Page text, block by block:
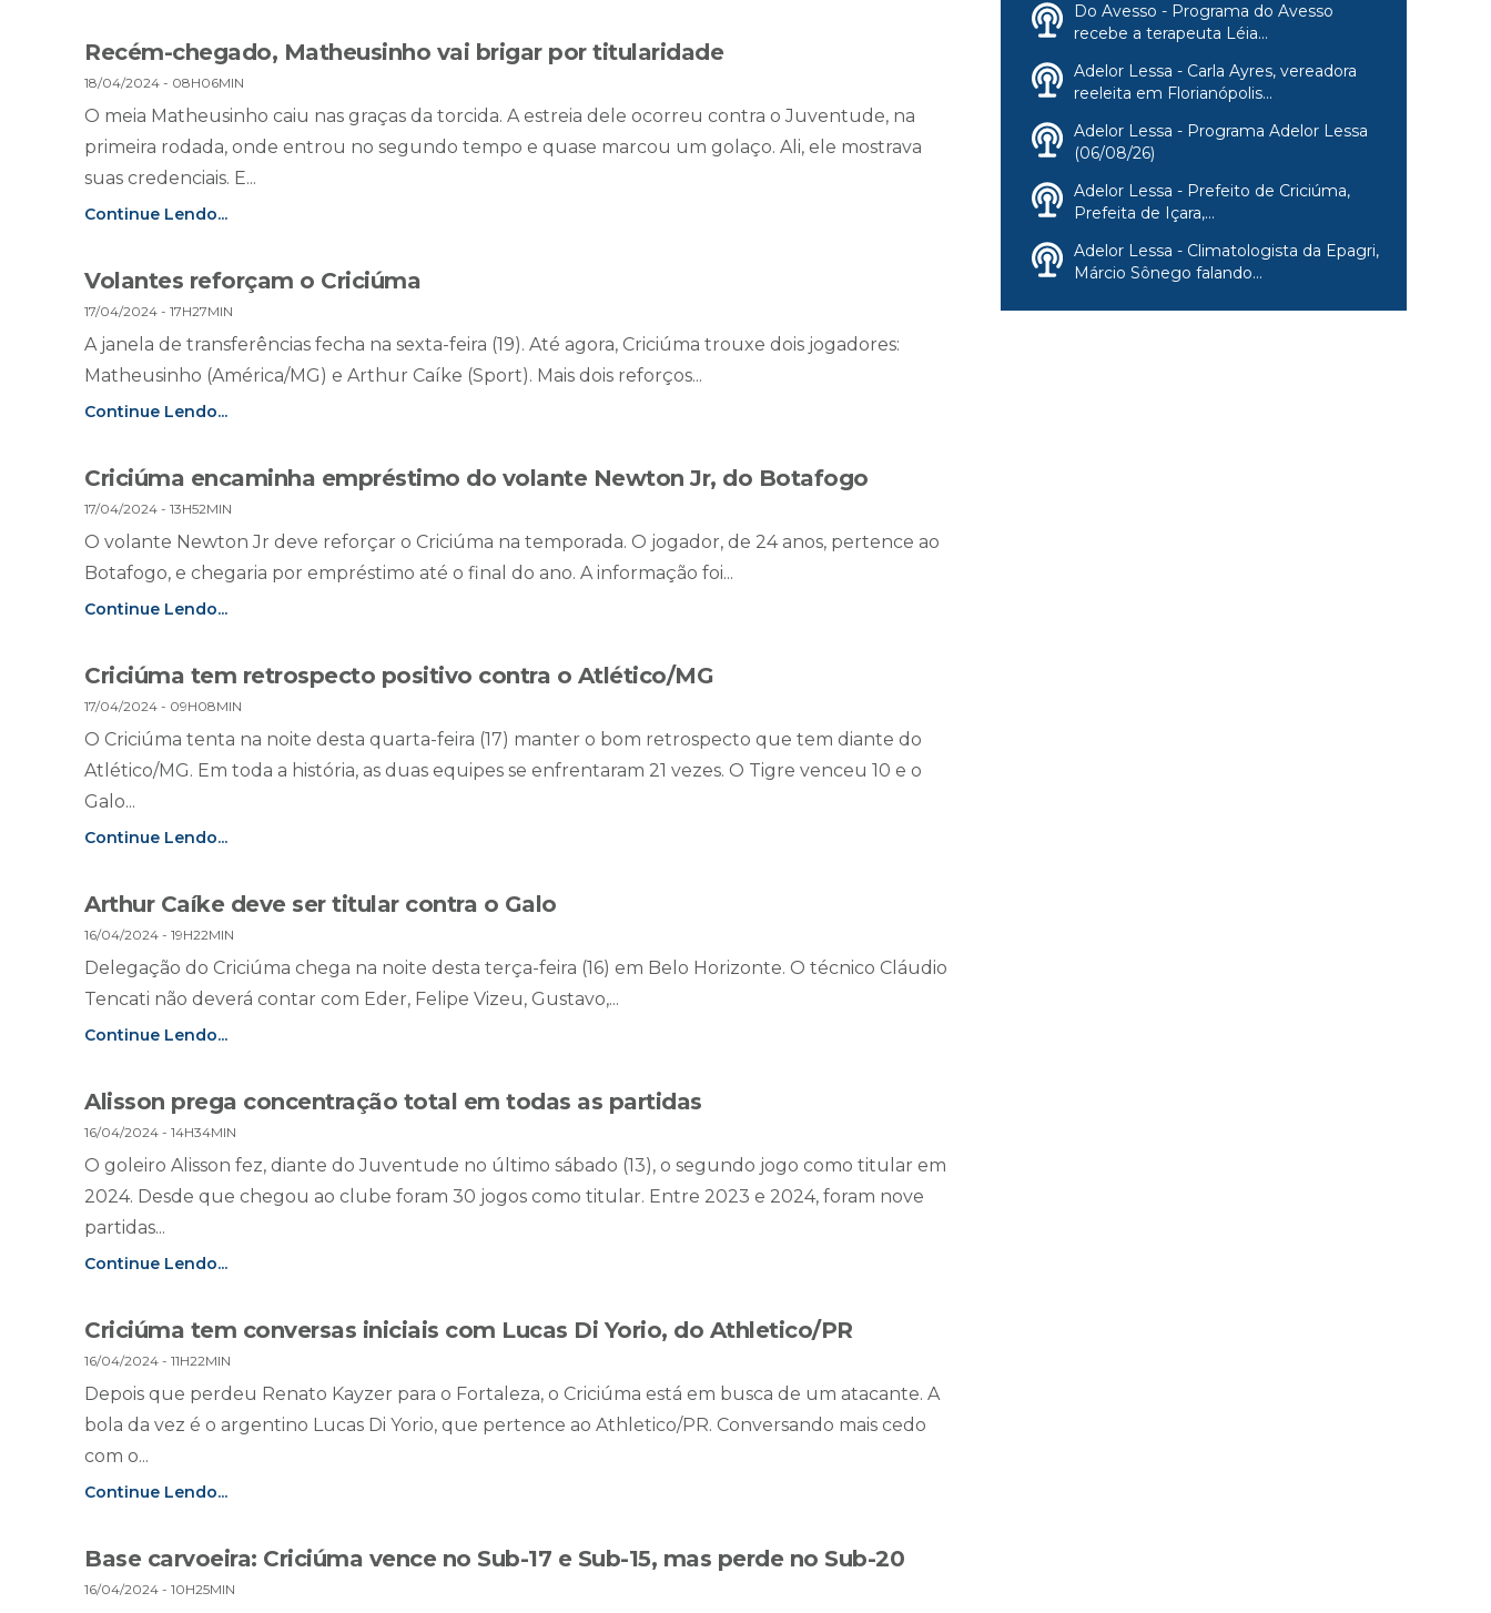
Recém-chegado, Matheusinho vai brigar por titularidade
18/04/2024 - 08H06MIN
O meia Matheusinho caiu nas graças da torcida. A estreia dele ocorreu contra o Juventude, na
primeira rodada, onde entrou no segundo tempo e quase marcou um golaço. Ali, ele mostrava
suas credenciais. E...
Continue Lendo...
Volantes reforçam o Criciúma
17/04/2024 - 17H27MIN
A janela de transferências fecha na sexta-feira (19). Até agora, Criciúma trouxe dois jogadores:
Matheusinho (América/MG) e Arthur Caíke (Sport). Mais dois reforços...
Continue Lendo...
Criciúma encaminha empréstimo do volante Newton Jr, do Botafogo
17/04/2024 - 13H52MIN
O volante Newton Jr deve reforçar o Criciúma na temporada. O jogador, de 24 anos, pertence ao
Botafogo, e chegaria por empréstimo até o final do ano. A informação foi...
Continue Lendo...
Criciúma tem retrospecto positivo contra o Atlético/MG
17/04/2024 - 09H08MIN
O Criciúma tenta na noite desta quarta-feira (17) manter o bom retrospecto que tem diante do
Atlético/MG. Em toda a história, as duas equipes se enfrentaram 21 vezes. O Tigre venceu 10 e o
Galo...
Continue Lendo...
Arthur Caíke deve ser titular contra o Galo
16/04/2024 - 19H22MIN
Delegação do Criciúma chega na noite desta terça-feira (16) em Belo Horizonte. O técnico Cláudio
Tencati não deverá contar com Eder, Felipe Vizeu, Gustavo,...
Continue Lendo...
Alisson prega concentração total em todas as partidas
16/04/2024 - 14H34MIN
O goleiro Alisson fez, diante do Juventude no último sábado (13), o segundo jogo como titular em
2024. Desde que chegou ao clube foram 30 jogos como titular. Entre 2023 e 2024, foram nove
partidas...
Continue Lendo...
Criciúma tem conversas iniciais com Lucas Di Yorio, do Athletico/PR
16/04/2024 - 11H22MIN
Depois que perdeu Renato Kayzer para o Fortaleza, o Criciúma está em busca de um atacante. A
bola da vez é o argentino Lucas Di Yorio, que pertence ao Athletico/PR. Conversando mais cedo
com o...
Continue Lendo...
Base carvoeira: Criciúma vence no Sub-17 e Sub-15, mas perde no Sub-20
16/04/2024 - 10H25MIN
Do Avesso - Programa do Avesso
recebe a terapeuta Léia...
Adelor Lessa - Carla Ayres, vereadora
reeleita em Florianópolis...
Adelor Lessa - Programa Adelor Lessa
(06/08/26)
Adelor Lessa - Prefeito de Criciúma,
Prefeita de Içara,...
Adelor Lessa - Climatologista da Epagri,
Márcio Sônego falando...